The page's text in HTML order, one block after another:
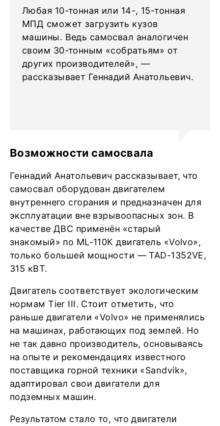
Любая 10-тонная или 14-, 15-тонная
МПД сможет загрузить кузов
машины. Ведь самосвал аналогичен
своим 30-тонным «собратьям» от
других производителей», —
рассказывает Геннадий Анатольевич.
Возможности самосвала
Геннадий Анатольевич рассказывает, что
самосвал оборудован двигателем
внутреннего сгорания и предназначен для
эксплуатации вне взрывоопасных зон. В
качестве ДВС применён «старый
знакомый» по ML-110К двигатель «Volvo»,
только большей мощности — TAD-1352VE,
315 кВТ.
Двигатель соответствует экологическим
нормам Tier III. Стоит отметить, что
раньше двигатели «Volvo» не применялись
на машинах, работающих под землей. Но
не так давно производитель, основываясь
на опыте и рекомендациях известного
поставщика горной техники «Sandvik»,
адаптировал свои двигатели для
подземных машин.
Результатом стало то, что двигатели